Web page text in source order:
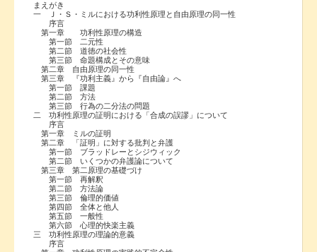
まえがき
一 Ｊ・Ｓ・ミルにおける功利性原理と自由原理の同一性
序言
第一章 功利性原理の構造
第一節 二元性
第二節 道徳の社会性
第三節 命題構成とその意味
第二章 自由原理の同一性
第三章 『功利主義』から『自由論』へ
第一節 課題
第二節 方法
第三節 行為の二分法の問題
二 功利性原理の証明における「合成の誤謬」について
序言
第一章 ミルの証明
第二章 「証明」に対する批判と弁護
第一節 ブラッドレーとシジウィック
第二節 いくつかの弁護論について
第三章 第二原理の基礎づけ
第一節 再解釈
第二節 方法論
第三節 倫理的価値
第四節 全体と他人
第五節 一般性
第六節 心理的快楽主義
三 功利性原理の理論的意義
序言